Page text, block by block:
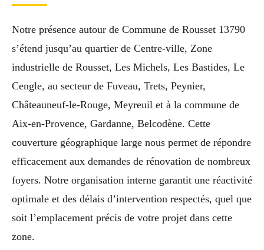
Notre présence autour de Commune de Rousset 13790
s’étend jusqu’au quartier de Centre-ville, Zone
industrielle de Rousset, Les Michels, Les Bastides, Le
Cengle, au secteur de Fuveau, Trets, Peynier,
Châteauneuf-le-Rouge, Meyreuil et à la commune de
Aix-en-Provence, Gardanne, Belcodène. Cette
couverture géographique large nous permet de répondre
efficacement aux demandes de rénovation de nombreux
foyers. Notre organisation interne garantit une réactivité
optimale et des délais d’intervention respectés, quel que
soit l’emplacement précis de votre projet dans cette
zone.